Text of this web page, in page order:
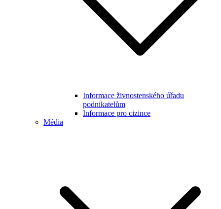
Informace živnostenského úřadu
podnikatelům
Informace pro cizince
Média